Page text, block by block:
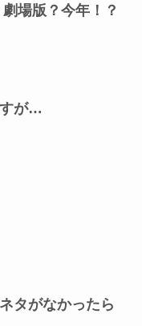
場版？今年！？
すが…
タがなかったら